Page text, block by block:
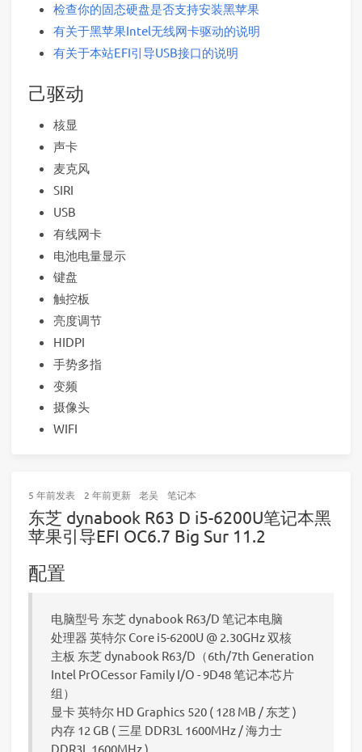
检查你的固态硬盘是否支持安装黑苹果
有关于黑苹果Intel无线网卡驱动的说明
有关于本站EFI引导USB接口的说明
己驱动
核显
声卡
麦克风
SIRI
USB
有线网卡
电池电量显示
键盘
触控板
亮度调节
HIDPI
手势多指
变频
摄像头
WIFI
5 年前发表 2 年前更新 老吴 笔记本
东芝 dynabook R63 D i5-6200U笔记本黑
苹果引导EFI OC6.7 Big Sur 11.2
配置
电脑型号 东芝 dynabook R63/D 笔记本电脑
处理器 英特尔 Core i5-6200U @ 2.30GHz 双核
主板 东芝 dynabook R63/D（6th/7th Generation
Intel PrOCessor Family I/O - 9D48 笔记本芯片
组）
显卡 英特尔 HD Graphics 520 ( 128 MB / 东芝 )
内存 12 GB ( 三星 DDR3L 1600MHz / 海力士
DDR3L 1600MHz )